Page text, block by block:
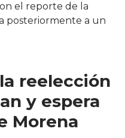
el reporte de la
posteriormente a un
reelección
y espera
Morena